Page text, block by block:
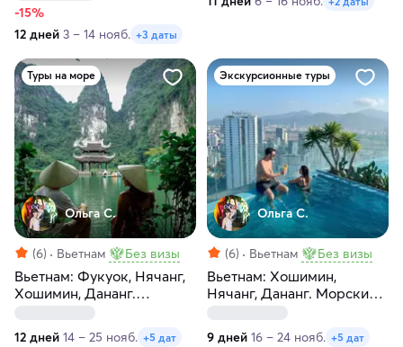
-15%
12 дней 3 – 14 нояб. +3 даты
Туры на море
Ольга С.
(6) Вьетнам Без визы
Вьетнам: Фукуок, Нячанг,
Хошимин, Дананг.
прогулки! 12 дней
12 дней 14 – 25 нояб. +5 дат
Экскурсионные туры
Ольга С.
(6) Вьетнам Без визы
Вьетнам: Хошимин,
Нячанг, Дананг. Морские
9 дней 16 – 24 нояб. +5 дат